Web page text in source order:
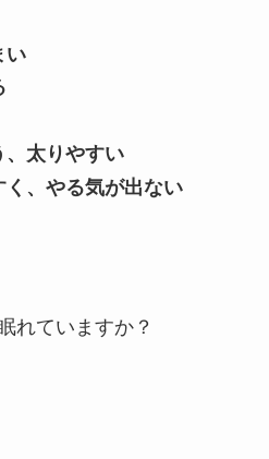
い
、太りやすい
、やる気が出ない
れていますか？